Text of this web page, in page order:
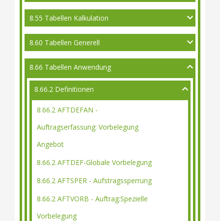
8.55 Tabellen Kalkulation
8.60 Tabellen Generell
8.66 Tabellen Anwendung
8.66.2 Definitionen
8.66.2 AFTDEFAN -
Auftragserfassung: Vorbelegung
Angebot
8.66.2 AFTDEF-Globale Vorbelegung
8.66.2 AFTSPER - Aufstragssperrung
8.66.2 AFTVORB - Auftrag:Spezielle
Vorbelegung